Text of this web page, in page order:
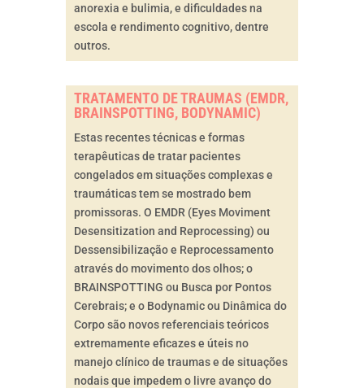
anorexia e bulimia, e dificuldades na
escola e rendimento cognitivo, dentre
outros.
TRATAMENTO DE TRAUMAS (EMDR,
BRAINSPOTTING, BODYNAMIC)
Estas recentes técnicas e formas
terapêuticas de tratar pacientes
congelados em situações complexas e
traumáticas tem se mostrado bem
promissoras. O EMDR (Eyes Moviment
Desensitization and Reprocessing) ou
Dessensibilização e Reprocessamento
através do movimento dos olhos; o
BRAINSPOTTING ou Busca por Pontos
Cerebrais; e o Bodynamic ou Dinâmica do
Corpo são novos referenciais teóricos
extremamente eficazes e úteis no
manejo clínico de traumas e de situações
nodais que impedem o livre avanço do